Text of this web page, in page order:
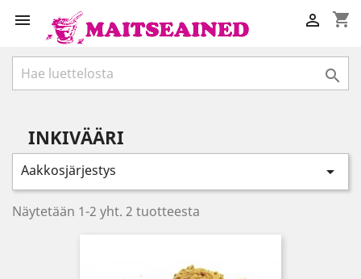
 shopping_cart


INKIVÄÄRI
Aakkosjärjestys 
Näytetään 1-2 yht. 2 tuotteesta